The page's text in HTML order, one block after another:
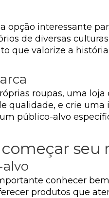
opção interessante
de diversas
que valorize a
roupas, uma
qualidade, e crie uma
público-alvo
seu
conhecer
produtos que